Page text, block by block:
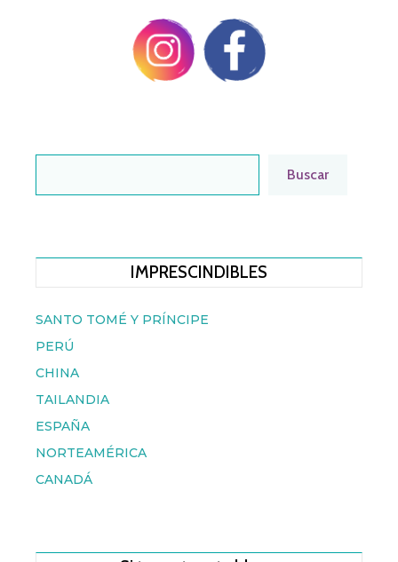
Buscar
IMPRESCINDIBLES
SANTO TOMÉ Y PRÍNCIPE
PERÚ
CHINA
TAILANDIA
ESPAÑA
NORTEAMÉRICA
CANADÁ